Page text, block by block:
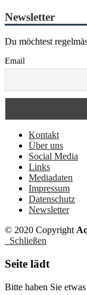
Newsletter
Du möchtest
Email
Kontakt
Über uns
Social Media
Links
Mediadaten
Impressum
Datenschutz
Newsletter
© 2020 Copyright
Schließen
Seite lädt
Bitte haben Sie